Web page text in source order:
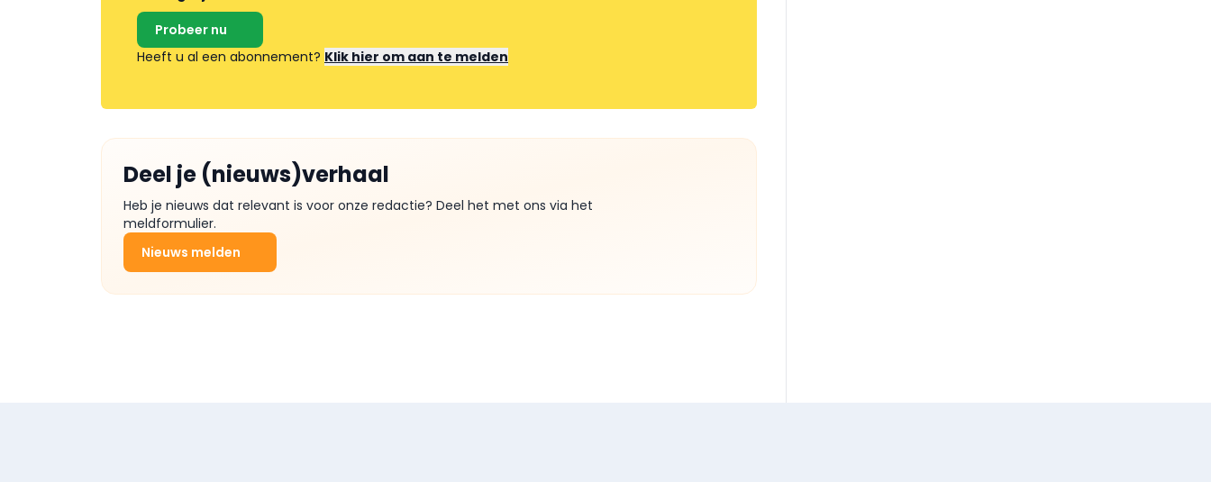
Probeer nu
Heeft u al een abonnement? Klik hier om aan te melden
Deel je (nieuws)verhaal
Heb je nieuws dat relevant is voor onze redactie? Deel het met ons via het
meldformulier.
Nieuws melden